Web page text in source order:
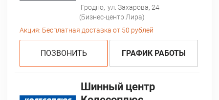
Гродно, ул. Захарова, 24
(Бизнес-центр Лира)
Акция: Бесплатная доставка от 50 рублей
ПОЗВОНИТЬ ГРАФИК РАБОТЫ
Шинный центр